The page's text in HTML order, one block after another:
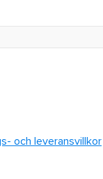
och leveransvillkor